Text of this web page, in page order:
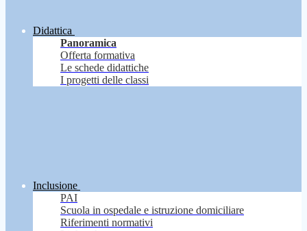
Didattica
Panoramica
Offerta formativa
Le schede didattiche
I progetti delle classi
Inclusione
PAI
Scuola in ospedale e istruzione domiciliare
Riferimenti normativi